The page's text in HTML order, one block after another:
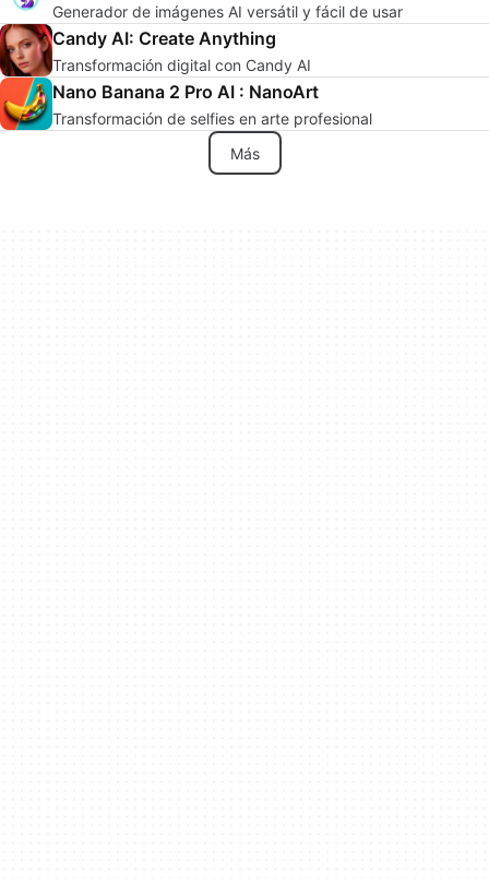
Generador de imágenes AI versátil y fácil de usar
Candy AI: Create Anything
Transformación digital con Candy AI
Nano Banana 2 Pro AI : NanoArt
Transformación de selfies en arte profesional
Más